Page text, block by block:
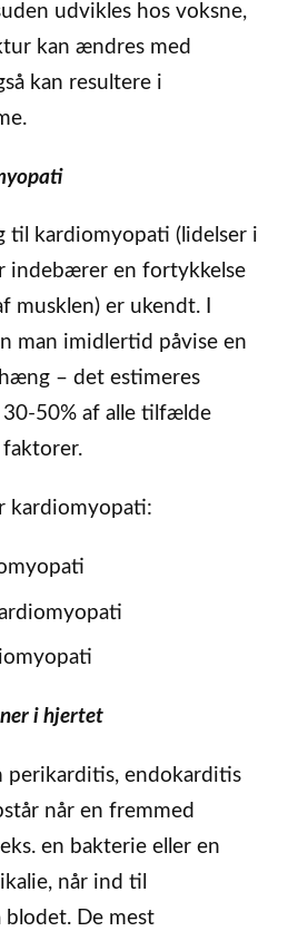
udvikles hos voksne,
kan ændres med
kan resultere i
til kardiomyopati (lidelser i
indebærer en fortykkelse
musklen) er ukendt. I
man imidlertid påvise en
– det estimeres
30-50% af alle tilfælde
faktorer.
kardiomyopati:
i hjertet
perikarditis, endokarditis
når en fremmed
en bakterie eller en
når ind til
blodet. De mest